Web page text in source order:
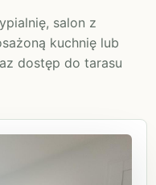
salon z
kuchnię lub
dostęp do tarasu